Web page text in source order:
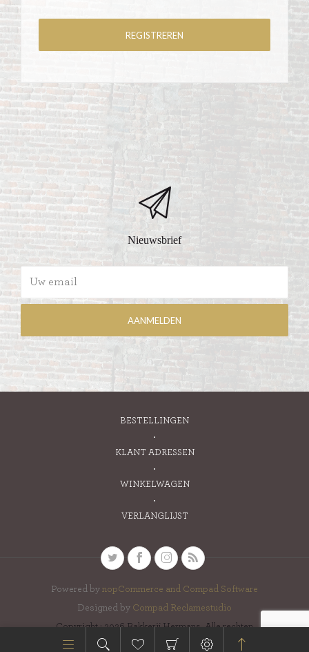
Nieuwsbrief
BESTELLINGEN
KLANT ADRESSEN
WINKELWAGEN
VERLANGLIJST
Powered by nopCommerce and Compad Software
Designed by Compad Reclamestudio
Copyright ; 2026 Bakkerij Hermans. Alle rechten
voorbehouden.